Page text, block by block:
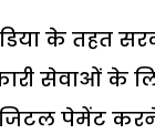
के तहत
सेवाओं के
पेमेंट